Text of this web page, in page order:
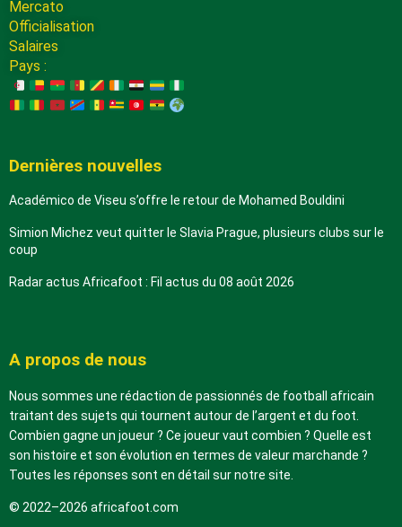
Mercato
Officialisation
Salaires
Pays :
Dernières nouvelles
Académico de Viseu s’offre le retour de Mohamed Bouldini
Simion Michez veut quitter le Slavia Prague, plusieurs clubs sur le
coup
Radar actus Africafoot : Fil actus du 08 août 2026
A propos de nous
Nous sommes une rédaction de passionnés de football africain
traitant des sujets qui tournent autour de l’argent et du foot.
Combien gagne un joueur ? Ce joueur vaut combien ? Quelle est
son histoire et son évolution en termes de valeur marchande ?
Toutes les réponses sont en détail sur notre site.
© 2022–2026 africafoot.com